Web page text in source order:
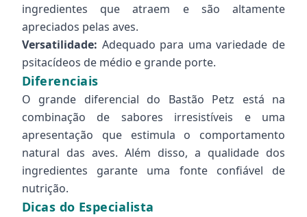
ingredientes que atraem e são altamente
apreciados pelas aves.
Versatilidade: Adequado para uma variedade de
psitacídeos de médio e grande porte.
Diferenciais
O grande diferencial do Bastão Petz está na
combinação de sabores irresistíveis e uma
apresentação que estimula o comportamento
natural das aves. Além disso, a qualidade dos
ingredientes garante uma fonte confiável de
nutrição.
Dicas do Especialista